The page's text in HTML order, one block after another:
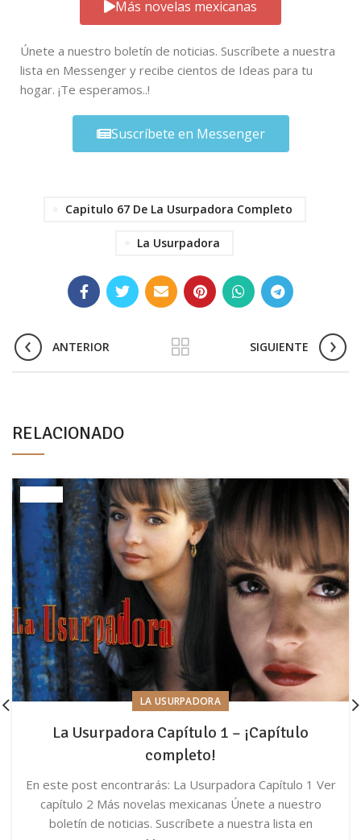
Más novelas mexicanas
Únete a nuestro boletín de noticias. Suscríbete a nuestra
lista en Messenger y recibe cientos de Ideas para tu
hogar. ¡Te esperamos..!
Suscríbete en Messenger
Capitulo 67 De La Usurpadora Completo
La Usurpadora
ANTERIOR SIGUIENTE
RELACIONADO
LA USURPADORA
La Usurpadora Capítulo 1 – ¡Capítulo
completo!
En este post encontrarás: La Usurpadora Capítulo 1 Ver
capítulo 2 Más novelas mexicanas Únete a nuestro
boletín de noticias. Suscríbete a nuestra lista en